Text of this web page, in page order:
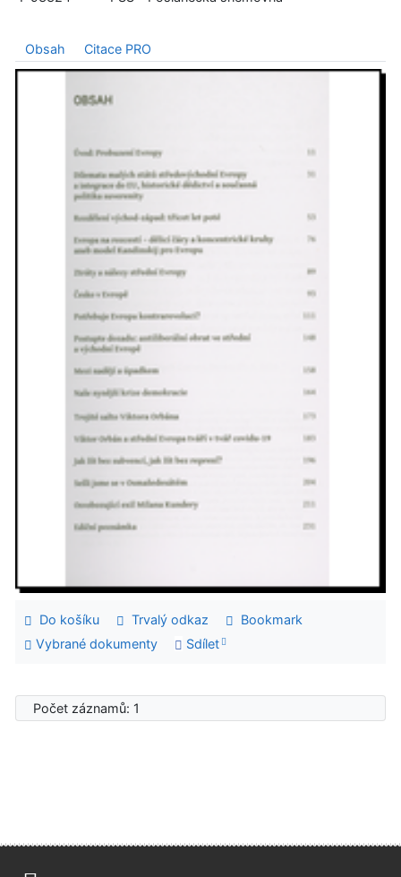
Obsah Citace PRO
Do košíku Trvalý odkaz
Bookmark
Vybrané dokumenty
Sdílet
Počet záznamů: 1